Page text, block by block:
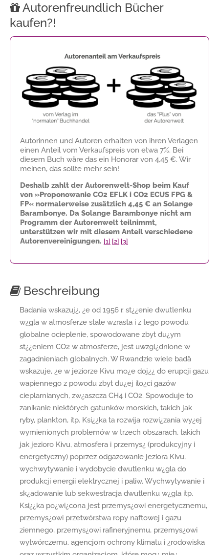
Autorenfreundlich Bücher
kaufen?!
Autorinnen und Autoren erhalten von ihren Verlagen
einen Anteil vom Verkaufspreis von etwa 7%. Bei
diesem Buch wäre das ein Honorar von 4,45 €. Wir
meinen, das sollte mehr sein!
Deshalb zahlt der Autorenwelt-Shop beim Kauf
von »Proponowanie CO2 EFLK i CO2 ECUS FPG &
FP« normalerweise zusätzlich 4,45 € an Solange
Barambonye. Da Solange Barambonye nicht am
Programm der Autorenwelt teilnimmt,
unterstützen wir mit diesem Anteil verschiedene
Autorenvereinigungen. [1] [2] [3]
Beschreibung
Badania wskazuj¿, ¿e od 1956 r. st¿¿enie dwutlenku
w¿gla w atmosferze stale wzrasta i z tego powodu
globalne ocieplenie, spowodowane zbyt du¿ym
st¿¿eniem CO2 w atmosferze, jest uwzgl¿dnione w
zagadnieniach globalnych. W Rwandzie wiele badä
wskazuje, ¿e w jeziorze Kivu mo¿e doj¿¿ do erupcji gazu
wapiennego z powodu zbyt du¿ej ilo¿ci gazów
cieplarnianych, zw¿aszcza CH4 i CO2. Spowoduje to
zanikanie niektórych gatunków morskich, takich jak
ryby, plankton, itp. Ksi¿¿ka ta rozwija rozwi¿zania wy¿ej
wymienionych problemów w trzech obszarach, takich
jak jezioro Kivu, atmosfera i przemys¿ (produkcyjny i
energetyczny) poprzez odgazowanie jeziora Kivu,
wychwytywanie i wydobycie dwutlenku w¿gla do
produkcji energii elektrycznej i paliw. Wychwytywanie i
sk¿adowanie lub sekwestracja dwutlenku w¿gla itp.
Ksi¿¿ka po¿wi¿cona jest przemys¿owi energetycznemu,
przemys¿owi przetwórstwa ropy naftowej i gazu
ziemnego, przemys¿owi rafineryjnemu, przemys¿owi
wytwórczemu, agencjom ochrony klimatu i ¿rodowiska